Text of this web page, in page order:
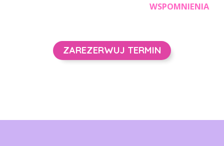
WSPOMNIENIA
ZAREZERWUJ TERMIN